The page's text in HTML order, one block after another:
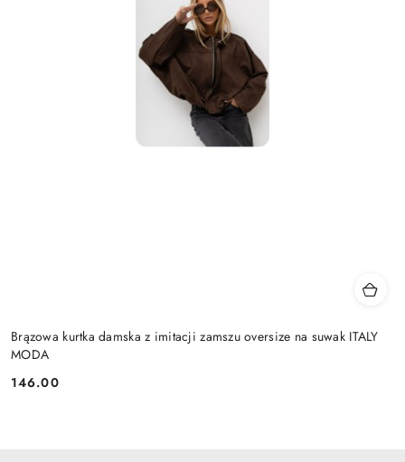
Brązowa kurtka damska z imitacji zamszu oversize na suwak ITALY
MODA
Cena:
146.00